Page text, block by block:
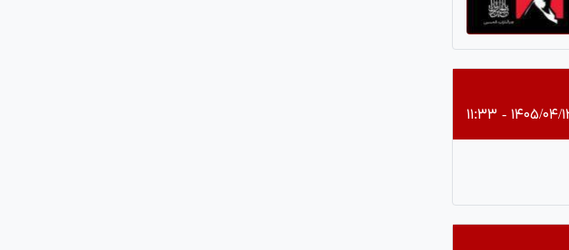
۰۴/۱۳ - ۱۱:۳۳